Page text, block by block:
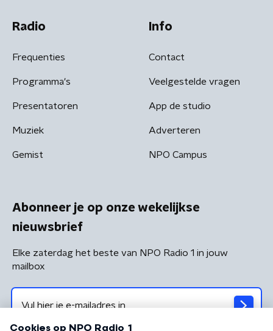
Radio
Frequenties
Programma's
Presentatoren
Muziek
Gemist
Info
Contact
Veelgestelde vragen
App de studio
Adverteren
NPO Campus
Abonneer je op onze wekelijkse
nieuwsbrief
Elke zaterdag het beste van NPO Radio 1 in jouw
mailbox